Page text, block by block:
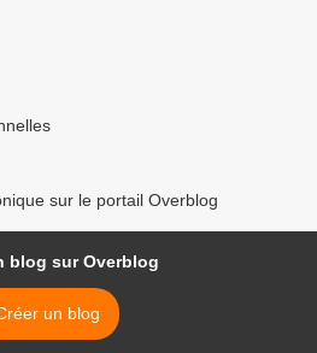
sur le portail Overblog
blog sur Overblog
un blog